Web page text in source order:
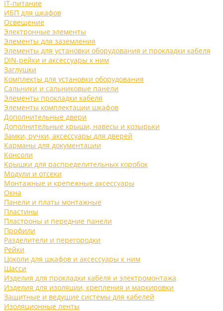
IT-питание
ИБП для шкафов
Освещение
Электронные элементы
Элементы для заземления
Элементы для установки оборудования и прокладки кабеля
DIN-рейки и аксессуары к ним
Заглушки
Комплекты для установки оборудования
Сальники и сальниковые панели
Элементы прокладки кабеля
Элементы комплектации шкафов
Дополнительные двери
Дополнительные крыши, навесы и козырьки
Замки, ручки, аксессуары для дверей
Карманы для документации
Консоли
Крышки для распределительных коробок
Модули и отсеки
Монтажные и крепежные аксессуары
Окна
Панели и платы монтажные
Пластины
Пластроны и передние панели
Профили
Разделители и перегородки
Рейки
Цоколи для шкафов и аксессуары к ним
Шасси
Изделия для прокладки кабеля и электромонтажа
Изделия для изоляции, крепления и маркировки
Защитные и ведущие системы для кабелей
Изоляционные ленты